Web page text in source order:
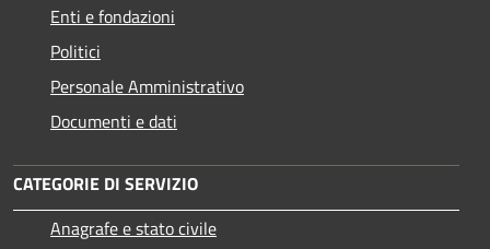
Enti e fondazioni
Politici
Personale Amministrativo
Documenti e dati
CATEGORIE DI SERVIZIO
Anagrafe e stato civile